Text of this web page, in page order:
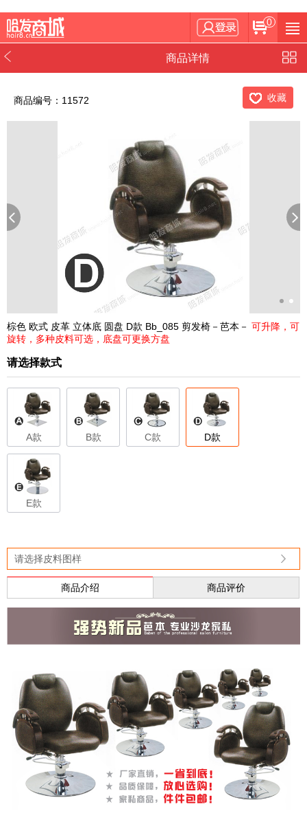
0
商品详情
商品编号：11572 收藏
棕色 欧式 皮革 立体底 圆盘 D款 Bb_085 剪发椅－芭本－ 可升降，可
旋转，多种皮料可选，底盘可更换方盘
请选择款式
A款 B款 C款 D款
E款
请选择皮料图样
商品介绍 商品评价